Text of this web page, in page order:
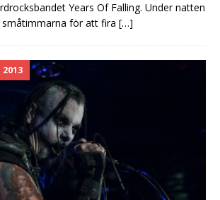
Years Of Falling. Under natten
för att fira […]
2013